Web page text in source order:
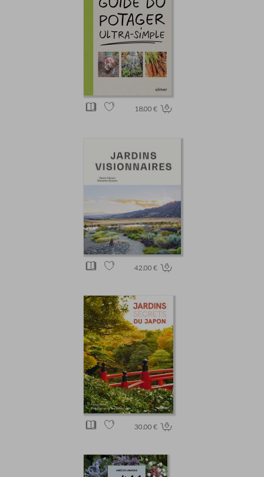
18.00 €
42.00 €
30.00 €